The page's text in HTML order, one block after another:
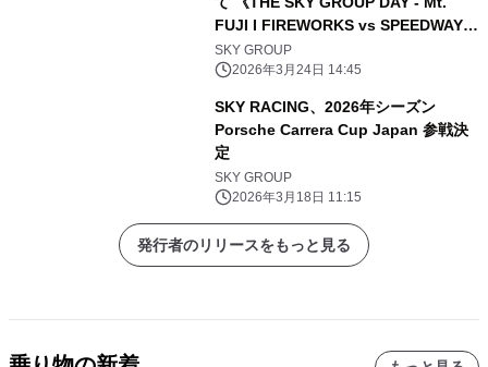
FUJI I FIREWORKS vs SPEEDWAY
2026》開催決定
SKY GROUP
2026年3月24日 14:45
SKY RACING、2026年シーズン
Porsche Carrera Cup Japan 参戦決
定
SKY GROUP
2026年3月18日 11:15
発行者のリリースをもっと見る